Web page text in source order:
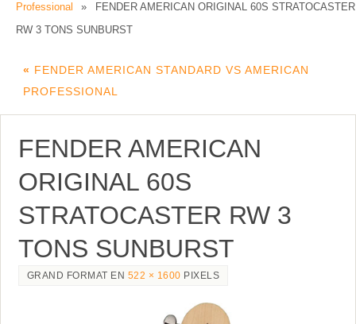
Professional
»
FENDER AMERICAN ORIGINAL 60S STRATOCASTER
RW 3 TONS SUNBURST
« FENDER AMERICAN STANDARD VS AMERICAN
PROFESSIONAL
FENDER AMERICAN
ORIGINAL 60S
STRATOCASTER RW 3
TONS SUNBURST
GRAND FORMAT EN 522 × 1600 PIXELS